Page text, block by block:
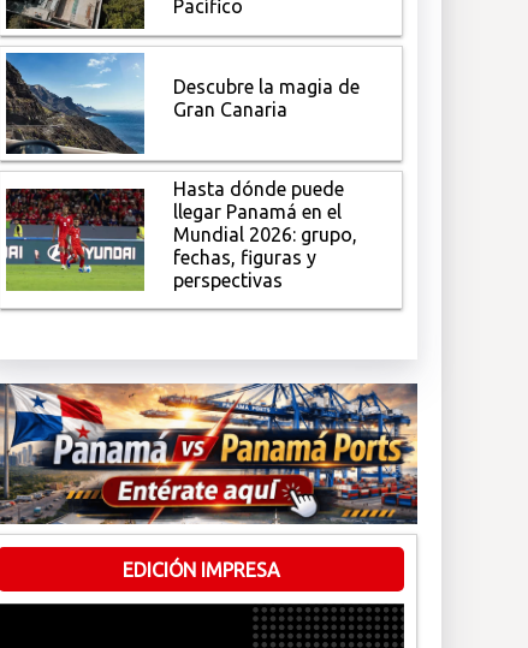
Pacífico
Descubre la magia de
Gran Canaria
Hasta dónde puede
llegar Panamá en el
Mundial 2026: grupo,
fechas, figuras y
perspectivas
EDICIÓN IMPRESA